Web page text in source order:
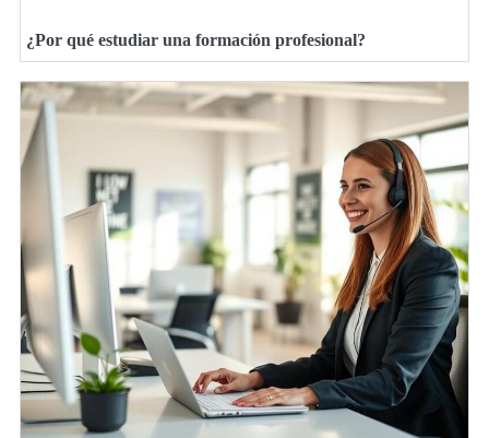
¿Por qué estudiar una formación profesional?